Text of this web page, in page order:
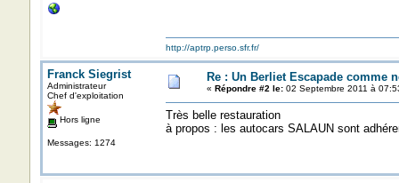
http://aptrp.perso.sfr.fr/
Franck Siegrist
Administrateur
Chef d'exploitation
Hors ligne
Messages: 1274
Re : Un Berliet Escapade comme
« Répondre #2 le:02 Septembre 2011 à
Très belle restauration
à propos : les autocars SALAUN sont